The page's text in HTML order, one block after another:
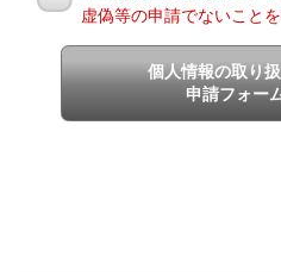
虚偽等の申請でないこと
個人情報の取り
申請フォー